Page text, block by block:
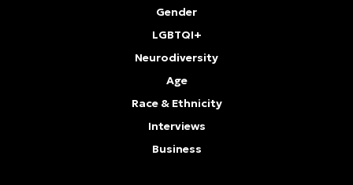
Gender
LGBTQI+
Neurodiversity
Age
Race & Ethnicity
Interviews
Business